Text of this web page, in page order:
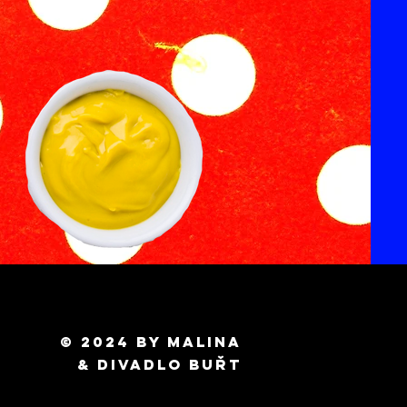
© 2024 by MALINA
& Divadlo BUŘT